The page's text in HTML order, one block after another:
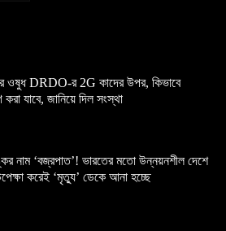
ওষুধ DRDO-র 2G কাদের উপর, কিভাবে
যাবে, জানিয়ে দিল সংস্থা
নাম ‘বজ্রপাত’! ভারতের মতো উন্নয়নশীল দেশে
করেই ‘মৃত্যু’ ডেকে আনা হচ্ছে